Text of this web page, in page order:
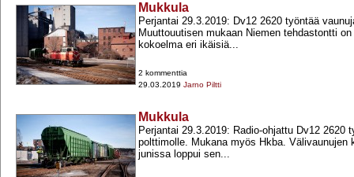
Mukkula
Perjantai 29.3.2019: Dv12 2620 työntää
Muuttouutisen mukaan Niemen tehdastontti
kokoelma eri ikäisiä...
2 kommenttia
29.03.2019 Jarno Piltti
Mukkula
Perjantai 29.3.2019: Radio-​ohjattu Dv12 2620
polttimolle. Mukana myös Hkba. Välivaunujen
junissa loppui sen...